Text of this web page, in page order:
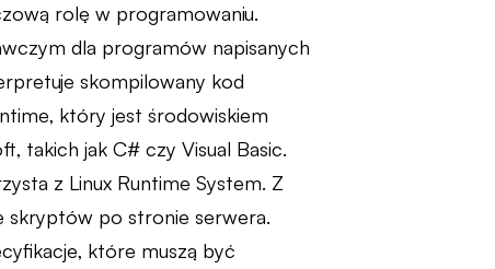
rolę w programowaniu.
dla programów napisanych
skompilowany kod
który jest środowiskiem
takich jak C# czy Visual Basic.
z Linux Runtime System. Z
skryptów po stronie serwera.
które muszą być